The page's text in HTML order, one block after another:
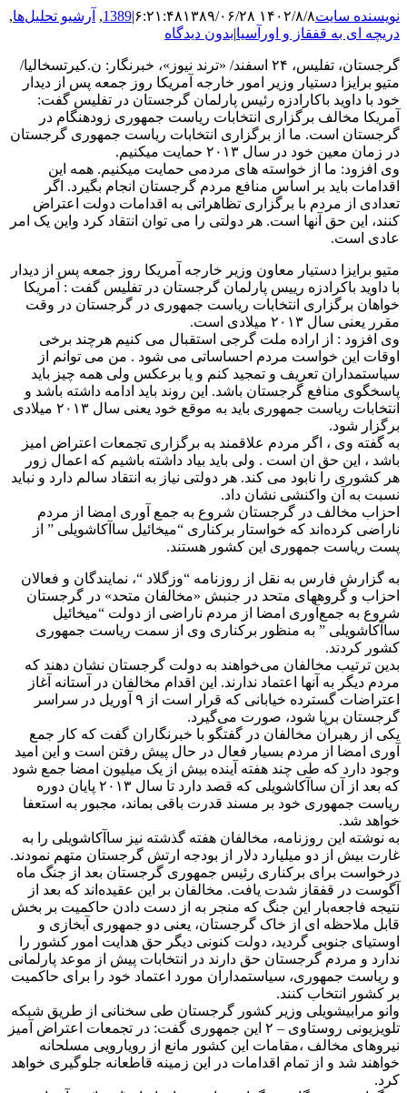
نویسنده سایت۱۴۰۲/۸/۸ ۶:۲۱:۴۸ ۱۳۸۹/۰۶/۲۸ |
1389
, آرشیو تحلیل‌ها,
دریچه ای به قفقاز و اورآسیا|بدون دیدگاه
گرجستان، تفلیس، ۲۴ اسفند/ «ترند نیوز»، خبرنگار: ن.کیرتسخالیا/
متیو برایزا دستیار وزیر امور خارجه آمریکا روز جمعه پس از دیدار
خود با داوید باکارادزه رئیس پارلمان گرجستان در تفلیس گفت:
آمریکا مخالف برگزاری انتخابات ریاست جمهوری زودهنگام در
گرجستان است. ما از برگزاری انتخابات ریاست جمهوری گرجستان
در زمان معین خود در سال ۲۰۱۳ حمایت میکنیم.
وی افزود: ما از خواسته های مردمی حمایت میکنیم. همه این
اقدامات باید بر اساس منافع مردم گرجستان انجام بگیرد. اگر
تعدادی از مردم با برگزاری تظاهراتی به اقدامات دولت اعتراض
کنند، این حق آنها است. هر دولتی را می توان انتقاد کرد واین یک امر
عادی است.
متیو برایزا دستیار معاون وزیر خارجه آمریکا روز جمعه پس از دیدار
با داوید باکرادزه رییس پارلمان گرجستان در تفلیس گفت : آمریکا
خواهان برگزاری انتخابات ریاست جمهوری در گرجستان در وقت
مقرر یعنی سال ۲۰۱۳ میلادی است.
وی افزود : از اراده ملت گرجی استقبال می کنیم هرچند برخی
اوقات این خواست مردم احساساتی می شود . من می توانم از
سیاستمداران تعریف و تمجید کنم و یا برعکس ولی همه چیز باید
پاسخگوی منافع گرجستان باشد. این روند باید ادامه داشته باشد و
انتخابات ریاست جمهوری باید به موقع خود یعنی سال ۲۰۱۳ میلادی
برگزار شود.
به گفته وی ، اگر مردم علاقمند به برگزاری تجمعات اعتراض امیز
باشد ، این حق ان است . ولی باید بیاد داشته باشیم که اعمال زور
هر کشوری را نابود می کند. هر دولتی نیاز به انتقاد سالم دارد و نباید
نسبت به آن واکنشی نشان داد.
احزاب مخالف در گرجستان شروع به جمع آوری امضا از مردم
ناراضی کرده‌اند که خواستار برکناری “میخائیل ساآکاشویلی ” از
پست ریاست جمهوری این کشور هستند.
به گزارش فارس به نقل از روزنامه “وزگلاد “، نمایندگان و فعالان
احزاب و گروههای متحد در جنبش «مخالفان متحد» در گرجستان
شروع به جمع‌آوری امضا از مردم ناراضی از دولت “میخائیل
ساآکاشویلی ” به منظور برکناری وی از سمت ریاست جمهوری
کشور کردند.
بدین ترتیب مخالفان می‌خواهند به دولت گرجستان نشان دهند که
مردم دیگر به آنها اعتماد ندارند. این اقدام مخالفان در آستانه آغاز
اعتراضات گسترده خیابانی که قرار است از ۹ آوریل در سراسر
گرجستان برپا شود، صورت می‌گیرد.
یکی از رهبران مخالفان در گفتگو با خبرنگاران گفت که کار جمع
آوری امضا از مردم بسیار فعال در حال پیش رفتن است و این امید
وجود دارد که طی چند هفته آینده بیش از یک میلیون امضا جمع شود
که بعد از آن ساآکاشویلی که قصد دارد تا سال ۲۰۱۳ پایان دوره
ریاست جمهوری خود بر مسند قدرت باقی بماند، مجبور به استعفا
خواهد شد.
به نوشته این روزنامه، مخالفان هفته گذشته نیز ساآکاشویلی را به
غارت بیش از دو میلیارد دلار از بودجه ارتش گرجستان متهم نمودند.
درخواست برای برکناری رئیس جمهوری گرجستان بعد از جنگ ماه
آگوست در قفقاز شدت یافت. مخالفان بر این عقیده‌اند که بعد از
نتیجه فاجعه‌بار این جنگ که منجر به از دست دادن حاکمیت بر بخش
قابل ملاحظه ای از خاک گرجستان، یعنی دو جمهوری آبخازی و
اوستیای جنوبی گردید، دولت کنونی دیگر حق هدایت امور کشور را
ندارد و مردم گرجستان حق دارند در انتخابات پیش از موعد پارلمانی
و ریاست جمهوری، سیاستمداران مورد اعتماد خود را برای حاکمیت
بر کشور انتخاب کنند.
وانو مرابیشویلی وزیر کشور گرجستان طی سخنانی از طریق شبکه
تلویزیونی روستاوی – ۲ این جمهوری گفت: در تجمعات اعتراض آمیز
نیروهای مخالف ،مقامات این کشور مانع از رویارویی مسلحانه
خواهند شد و از تمام اقدامات در این زمینه قاطعانه جلوگیری خواهد
کرد.